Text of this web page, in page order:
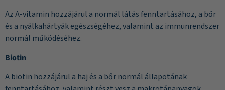
Az A-vitamin hozzájárul a normál látás fenntartásához, a bőr
és a nyálkahártyák egészségéhez, valamint az immunrendszer
normál működéséhez.
Biotin
A biotin hozzájárul a haj és a bőr normál állapotának